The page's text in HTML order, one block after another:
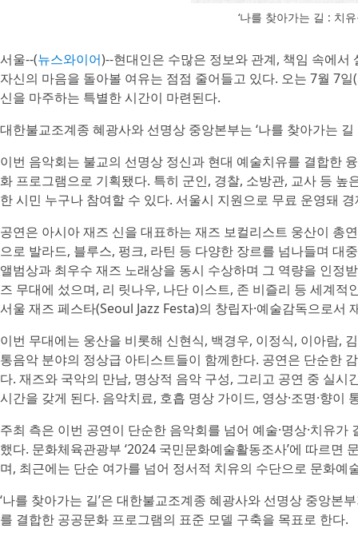
‘나를 찾아가는 길 : 치
서울--(뉴스와이어)--현대인은 수많은 정보와 관계, 책임 속에
자신의 마음을 돌아볼 여유는 점점 줄어들고 있다. 오는 7월 7
신을 마주하는 특별한 시간이 마련된다.
대한불교조계종 혜광사와 선명상 중앙본부는 ‘나를 찾아가는
이번 음악회는 불교의 선명상 정신과 현대 예술치유를 결합한
화 프로그램으로 기획됐다. 특히 군인, 경찰, 소방관, 교사 등
한 시민 누구나 참여할 수 있다. 서울시 지원으로 무료 운영돼
공연은 아시아 재즈 신을 대표하는 재즈 보컬리스트 웅산이 총
으로 발라드, 블루스, 펑크, 라틴 등 다양한 장르를 넘나들며 대
앨범상과 최우수 재즈 노래상을 동시 수상하며 그 역량을 인
즈 무대에 섰으며, 리 릿나우, 나단 이스트, 존 비즐리 등 세계
서울 재즈 페스타(Seoul Jazz Festa)의 창립자·예술감독으로서
이번 무대에는 웅산을 비롯해 신현식, 백경우, 이정식, 이아람,
통음악 분야의 정상급 아티스트들이 함께한다. 공연은 단순한
다. 재즈와 국악의 만남, 명상적 음악 구성, 그리고 공연 중 실
시간을 갖게 된다. 음악치료, 호흡 명상 가이드, 영상·조명·향
주최 측은 이번 공연이 단순한 음악회를 넘어 예술·명상·치유
했다. 문화체육관광부 ‘2024 국민문화예술활동조사’에 따르
며, 최근에는 단순 여가를 넘어 정서적 치유의 수단으로 문화예
‘나를 찾아가는 길’은 대한불교조계종 혜광사와 선명상 중앙
를 결합한 공공문화 프로그램의 표준 모델 구축을 목표로 한다.